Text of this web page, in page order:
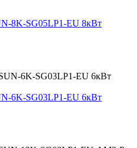
8K-SG05LP1-EU 8кВт
6K-SG03LP1-EU 6кВт